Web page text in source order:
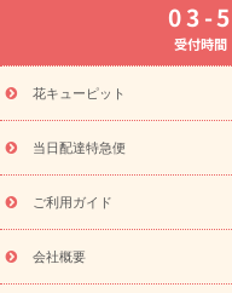
お供え・お悔や
通夜・
ーブドフラワー
季節のイ
特集
お盆 花（新盆・初盆）
盆・初盆）
お盆 花（新
フト
お盆・お供え プリザ
レゼント特集
夏の花贈り
敬老の日におくる花ギフ
花ギフト・プレゼント特集
老の日 花鉢植えのギフト・
フト・プレゼント特集
敬
03-
受付時
花キューピット
当日配達特急便
ご利用ガイド
会社概要